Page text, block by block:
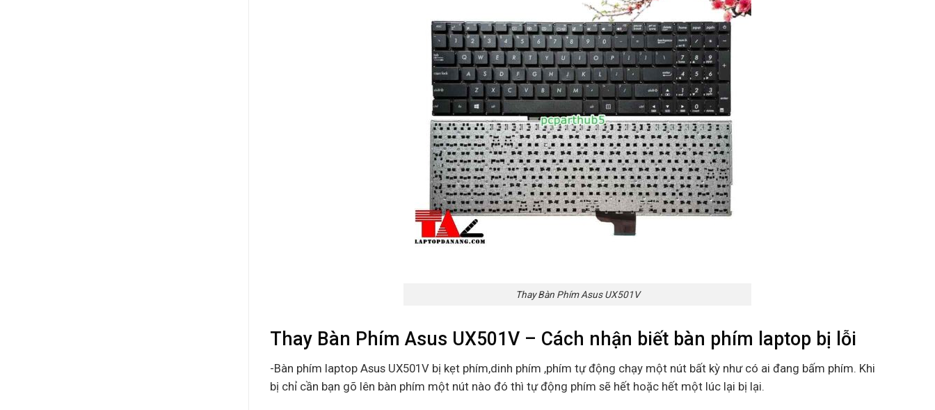
Thay Bàn Phím Asus UX501V
Thay Bàn Phím Asus UX501V – Cách nhận biết bàn phím laptop bị lỗi
-Bàn phím laptop Asus UX501V bị kẹt phím,dinh phím ,phím tự động chạy một nút bất kỳ như có ai đang bấm phím. Khi
bị chỉ cần bạn gõ lên bàn phím một nút nào đó thì tự động phím sẽ hết hoặc hết một lúc lại bị lại.